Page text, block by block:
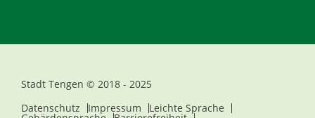
Stadt Tengen © 2018 - 2025
Datenschutz
Impressum Leichte Sprache